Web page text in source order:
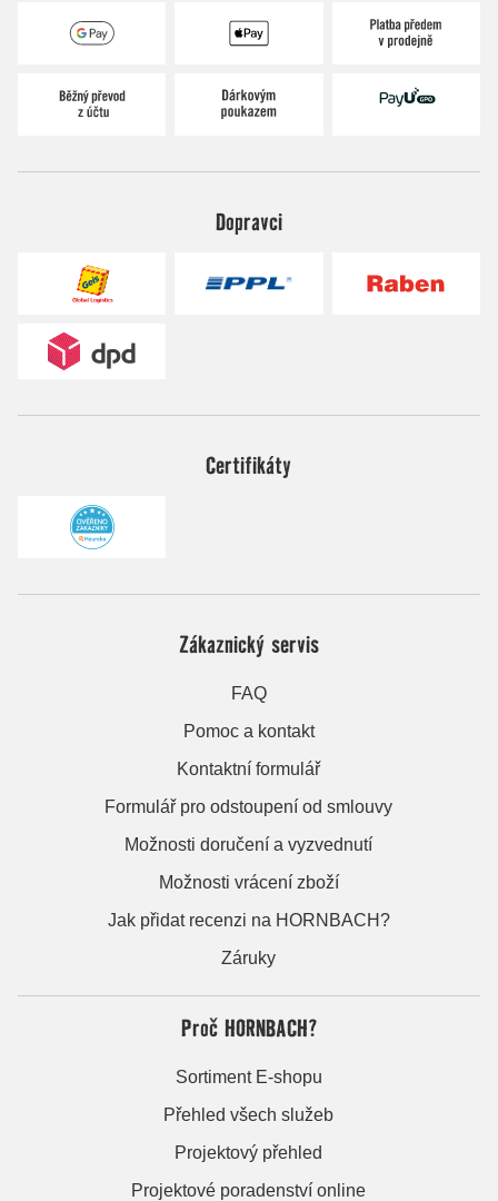
Dopravci
Certifikáty
Zákaznický servis
FAQ
Pomoc a kontakt
Kontaktní formulář
Formulář pro odstoupení od smlouvy
Možnosti doručení a vyzvednutí
Možnosti vrácení zboží
Jak přidat recenzi na HORNBACH?
Záruky
Proč HORNBACH?
Sortiment E-shopu
Přehled všech služeb
Projektový přehled
Projektové poradenství online